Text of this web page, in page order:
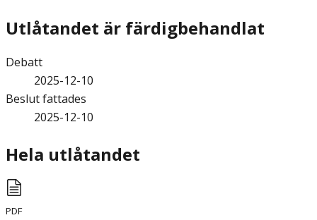
Utlåtandet är färdigbehandlat
Debatt
2025-12-10
Beslut fattades
2025-12-10
Hela utlåtandet
PDF